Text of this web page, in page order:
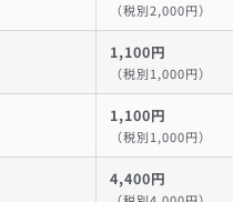
（税別2,000円）
1,100円
（税別1,000円）
1,100円
（税別1,000円）
4,400円